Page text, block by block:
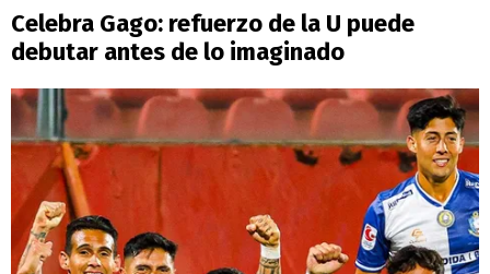
Celebra Gago: refuerzo de la U puede
debutar antes de lo imaginado